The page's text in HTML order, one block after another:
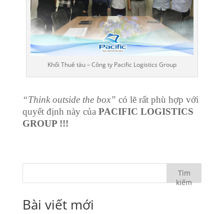
Khối Thuê tàu – Công ty Pacific Logistics Group
“Think outside the box” có lẽ rất phù hợp với
quyết định này của PACIFIC LOGISTICS
GROUP !!!
Tìm
kiếm
Bài viết mới